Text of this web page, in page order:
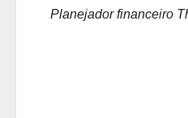
Planejador financeiro